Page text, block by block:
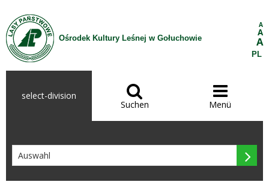
Zum Inhalt wechseln
Ośrodek Kultury Leśnej w Gołuchowie
A
A
A
PL
select-division 
Suchen

Menü
